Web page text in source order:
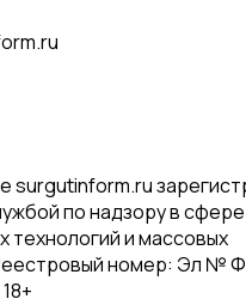
surgutinform.ru
по надзору в сфере
и массовых
номер: Эл №